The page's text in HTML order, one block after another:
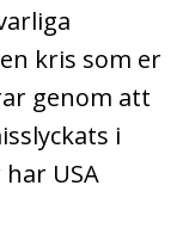
kris som er
genom att
i
USA